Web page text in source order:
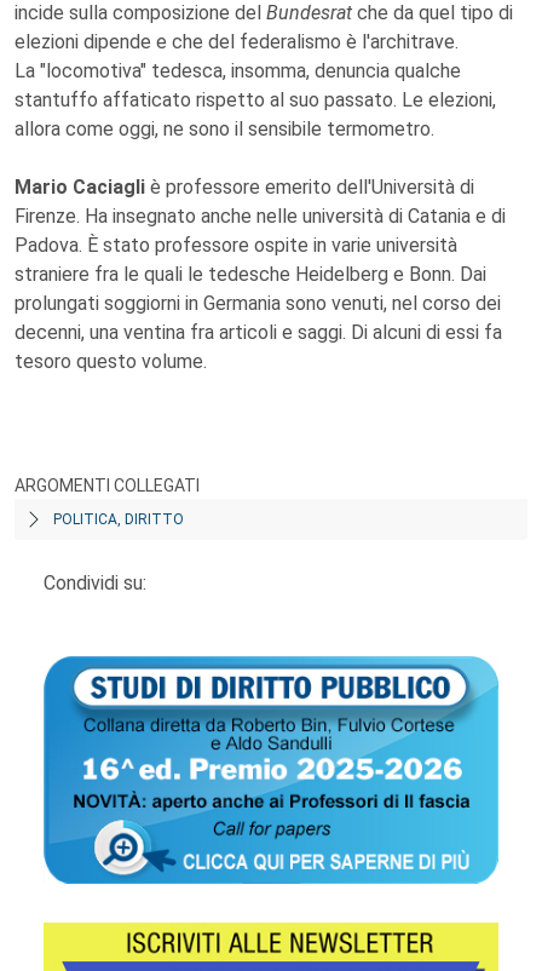
incide sulla composizione del Bundesrat che da quel tipo di
elezioni dipende e che del federalismo è l'architrave.
La "locomotiva" tedesca, insomma, denuncia qualche
stantuffo affaticato rispetto al suo passato. Le elezioni,
allora come oggi, ne sono il sensibile termometro.
Mario Caciagli è professore emerito dell'Università di
Firenze. Ha insegnato anche nelle università di Catania e di
Padova. È stato professore ospite in varie università
straniere fra le quali le tedesche Heidelberg e Bonn. Dai
prolungati soggiorni in Germania sono venuti, nel corso dei
decenni, una ventina fra articoli e saggi. Di alcuni di essi fa
tesoro questo volume.
ARGOMENTI COLLEGATI
POLITICA, DIRITTO
Condividi su: